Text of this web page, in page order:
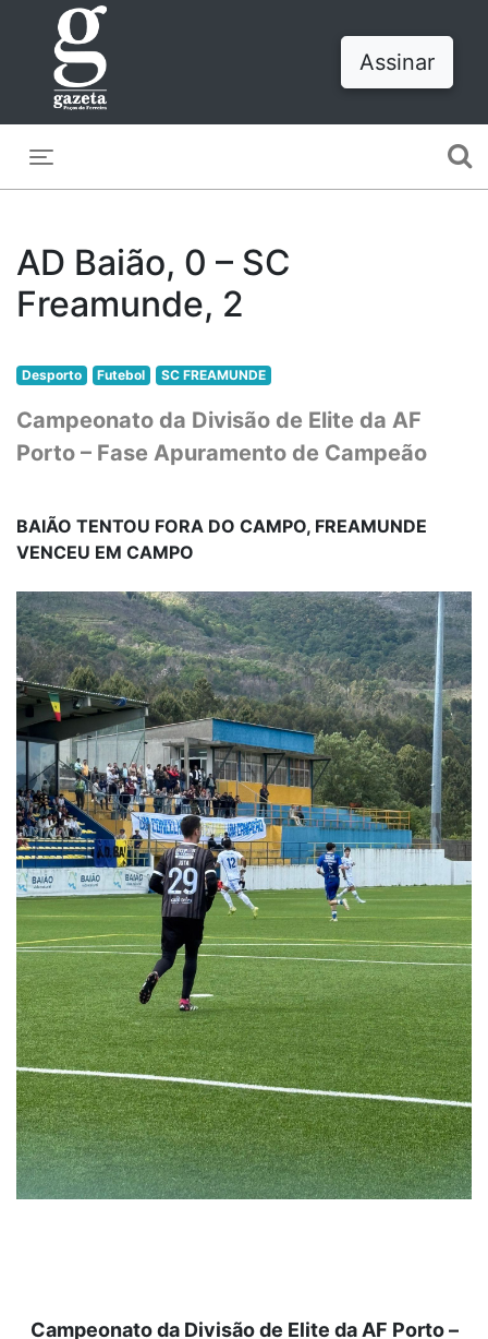
Assinar
AD Baião, 0 – SC
Freamunde, 2
Desporto Futebol SC FREAMUNDE
Campeonato da Divisão de Elite da AF
Porto – Fase Apuramento de Campeão
BAIÃO TENTOU FORA DO CAMPO, FREAMUNDE
VENCEU EM CAMPO
Campeonato da Divisão de Elite da AF Porto –